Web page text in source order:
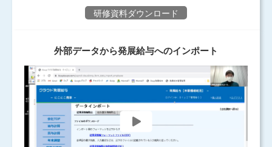
研修資料ダウンロード
外部データから発展給与へのインポート